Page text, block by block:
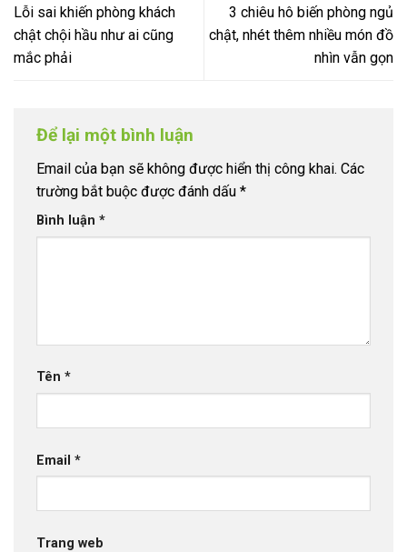
Lỗi sai khiến phòng khách
chật chội hầu như ai cũng
mắc phải
3 chiêu hô biến phòng ngủ
chật, nhét thêm nhiều món đồ
nhìn vẫn gọn
Để lại một bình luận
Email của bạn sẽ không được hiển thị công khai. Các
trường bắt buộc được đánh dấu *
Bình luận *
Tên *
Email *
Trang web